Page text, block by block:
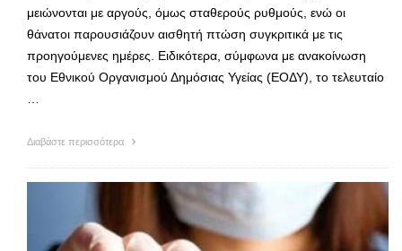
μειώνονται με αργούς, όμως σταθερούς ρυθμούς, ενώ οι
θάνατοι παρουσιάζουν αισθητή πτώση συγκριτικά με τις
προηγούμενες ημέρες. Ειδικότερα, σύμφωνα με ανακοίνωση
του Εθνικού Οργανισμού Δημόσιας Υγείας (ΕΟΔΥ), το τελευταίο
Διαβάστε περισσότερα